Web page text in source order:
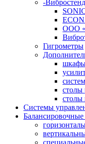
-
ООО
Гигрометры
шкафы
столы
столы
Системы
Балансировочные